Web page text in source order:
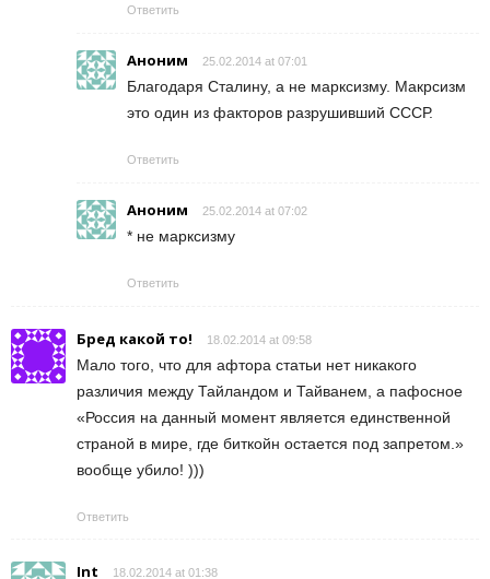
Ответить
Аноним 25.02.2014 at 07:01
Благодаря Сталину, а не марксизму. Макрсизм
это один из факторов разрушивший СССР.
Ответить
Аноним 25.02.2014 at 07:02
* не марксизму
Ответить
Бред какой то! 18.02.2014 at 09:58
Мало того, что для афтора статьи нет никакого
различия между Тайландом и Тайванем, а пафосное
«Россия на данный момент является единственной
страной в мире, где биткойн остается под запретом.»
вообще убило! )))
Ответить
Int 18.02.2014 at 01:38